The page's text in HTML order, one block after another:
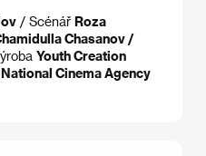
/ Scénář Roza
Chasanov /
Youth Creation
National Cinema Agency